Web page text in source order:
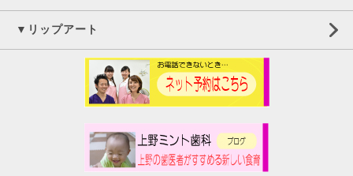
▼リップアート